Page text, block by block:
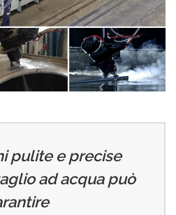
pulite e precise
ad acqua può